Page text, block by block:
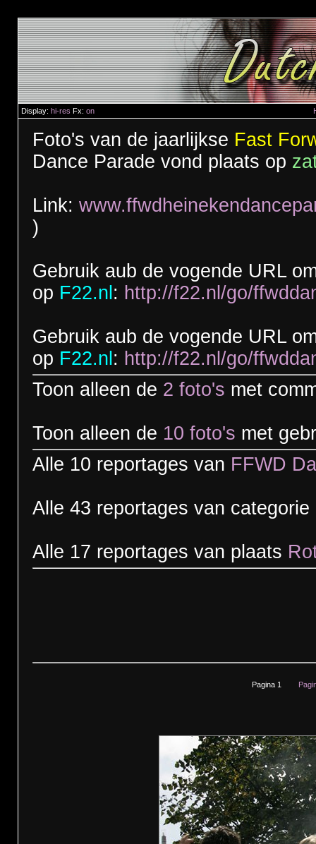
Display: hi-res Fx: on
Foto's van de jaarlijkse Fast
Dance Parade vond plaats op
Link:
)
Gebruik aub de vogende URL
op F22.nl : http://f22.nl/go/
Gebruik aub de vogende URL
op F22.nl : http://f22.nl/go/
Toon alleen de 2 foto's met
Toon alleen de 10 foto's met
Alle 10 reportages van FFWD
Alle 43 reportages van categorie
Alle 17 reportages van plaats
Pagina 1